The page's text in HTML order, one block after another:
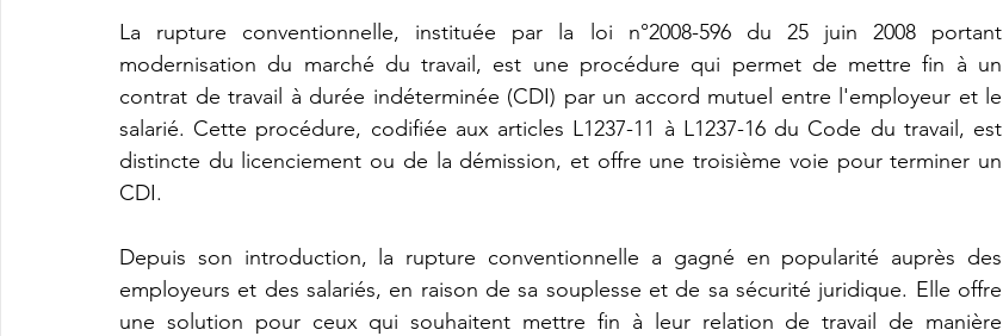
La rupture conventionnelle, instituée par la loi n°2008-596 du 25 juin 2008 portant
modernisation du marché du travail, est une procédure qui permet de mettre fin à un
contrat de travail à durée indéterminée (CDI) par un accord mutuel entre l'employeur et le
salarié. Cette procédure, codifiée aux articles L1237-11 à L1237-16 du Code du travail, est
distincte du licenciement ou de la démission, et offre une troisième voie pour terminer un
CDI.
Depuis son introduction, la rupture conventionnelle a gagné en popularité auprès des
employeurs et des salariés, en raison de sa souplesse et de sa sécurité juridique. Elle offre
une solution pour ceux qui souhaitent mettre fin à leur relation de travail de manière